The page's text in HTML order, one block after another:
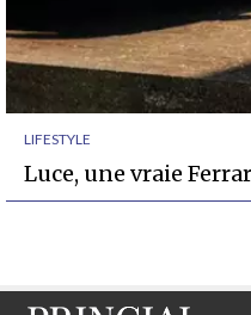
LIFESTYLE
Luce, une vraie